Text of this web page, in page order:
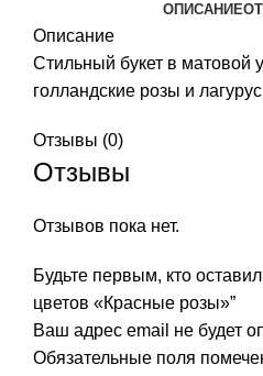
ОПИСАНИЕ
Описание
Стильный букет в матовой
голландские розы и лагурус
Отзывы (0)
Отзывы
Отзывов пока нет.
Будьте первым, кто
цветов «Красные розы»”
Ваш адрес email не будет
Обязательные поля